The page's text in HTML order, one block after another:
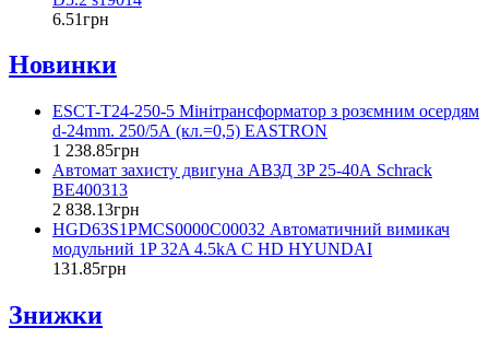
6.51грн
Новинки
ESCT-T24-250-5 Мінітрансформатор з розємним осердям
d-24mm. 250/5А (кл.=0,5) EASTRON
1 238.85грн
Автомат захисту двигуна АВЗД 3P 25-40А Schrack
BE400313
2 838.13грн
HGD63S1PMCS0000C00032 Автоматичний вимикач
модульний 1P 32A 4.5kA C HD HYUNDAI
131 .85грн
Знижки